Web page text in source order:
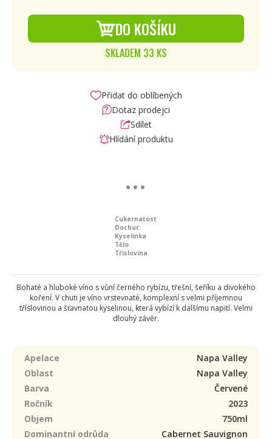
DO KOŠÍKU
SKLADEM 33 KS
Přidat do oblíbených
Dotaz prodejci
Sdílet
Hlídání produktu
Cukernatost
Dochuť
Kyselinka
Tělo
Tříslovina
Bohaté a hluboké víno s vůní černého rybízu, třešní, šeříku a divokého
koření. V chuti je víno vrstevnaté, komplexní s velmi příjemnou
tříslovinou a šťavnatou kyselinou, která vybízí k dalšímu napití. Velmi
dlouhý závěr.
Apelace
Napa Valley
Oblast
Napa Valley
Barva
Červené
Ročník
2023
Objem
750ml
Dominantní odrůda
Cabernet Sauvignon